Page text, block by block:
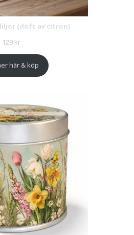
(doft av citron)
129 kr
här & köp